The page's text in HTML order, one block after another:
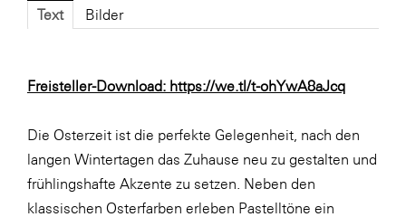
GBV - Verband gemeinnütziger
ikp
Johnson & Johnson
JELD-WEN DANA
Text Bilder
Freisteller-Download: https://we.tl/t-ohYwA8aJcq
Die Osterzeit ist die perfekte Gelegenheit, nach den
langen Wintertagen das Zuhause neu zu gestalten und
frühlingshafte Akzente zu setzen. Neben den
klassischen Osterfarben erleben Pastelltöne ein